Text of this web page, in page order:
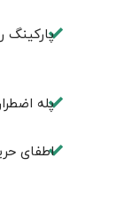
پارکینگ
پله
اطفای